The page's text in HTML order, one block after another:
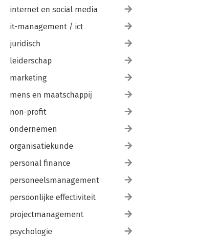
internet en social media
it-management / ict
juridisch
leiderschap
marketing
mens en maatschappij
non-profit
ondernemen
organisatiekunde
personal finance
personeelsmanagement
persoonlijke effectiviteit
projectmanagement
psychologie